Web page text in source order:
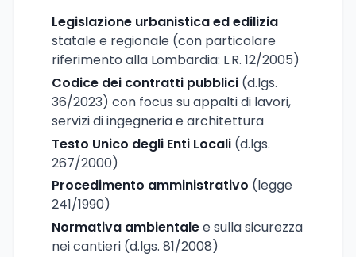
Legislazione urbanistica ed edilizia
statale e regionale (con particolare
riferimento alla Lombardia: L.R. 12/2005)
Codice dei contratti pubblici (d.lgs.
36/2023) con focus su appalti di lavori,
servizi di ingegneria e architettura
Testo Unico degli Enti Locali (d.lgs.
267/2000)
Procedimento amministrativo (legge
241/1990)
Normativa ambientalee sulla sicurezza
nei cantieri (d.lgs. 81/2008)